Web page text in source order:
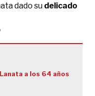
dado su delicado
a los 64 años